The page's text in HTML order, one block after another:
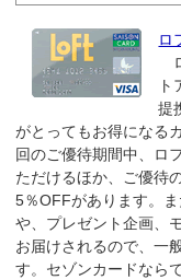
ロ
提
がとってもお得になる
回のご優待期間中、ロ
ただけるほか、ご優待
5％OFFがあります。
や、プレゼント企画、
お届けされるので、一
す。セゾンカードなら